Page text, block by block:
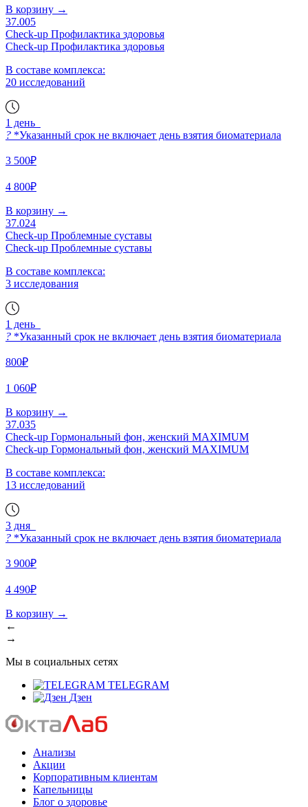
В корзину →
37.005
Check-up Профилактика здоровья
Check-up Профилактика здоровья
В составе комплекса:
20 исследований
1 день
? *Указанный срок не включает день взятия биоматериала
3 500₽
4 800₽
В корзину →
37.024
Check-up Проблемные суставы
Check-up Проблемные суставы
В составе комплекса:
3 исследования
1 день
? *Указанный срок не включает день взятия биоматериала
800₽
1 060₽
В корзину →
37.035
Check-up Гормональный фон, женский MAXIMUM
Check-up Гормональный фон, женский MAXIMUM
В составе комплекса:
13 исследований
3 дня
? *Указанный срок не включает день взятия биоматериала
3 900₽
4 490₽
В корзину →
←
→
Мы в социальных сетях
TELEGRAM
Дзен
Анализы
Акции
Корпоративным клиентам
Капельницы
Блог о здоровье